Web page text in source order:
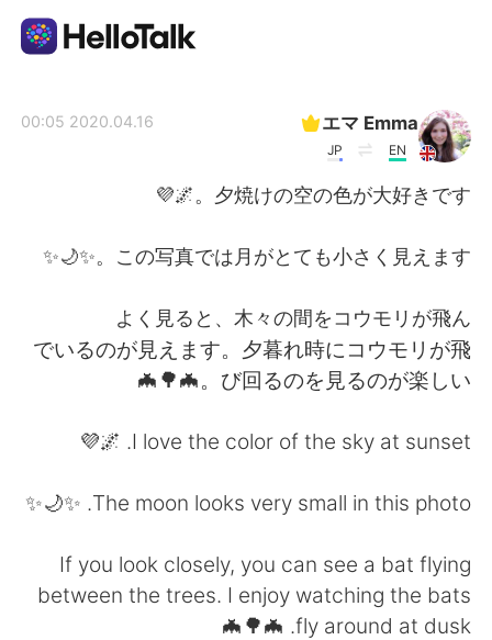
简体中文
Español
Français Deutsch
日本語 한국어
Русский ไทย
Indonesia Italiano
エマ Emma
EN
JP
2020.04.16 00:05
夕焼けの空の色が大好きです。🌌💜
この写真では月がとても小さく見えます。✨🌙✨
よく見ると、木々の間をコウモリが飛ん
でいるのが見えます。夕暮れ時にコウモリが飛
び回るのを見るのが楽しい。🦇🌳🦇
I love the color of the sky at sunset. 🌌💜
The moon looks very small in this photo. ✨🌙✨
If you look closely, you can see a bat flying
between the trees. I enjoy watching the bats
fly around at dusk. 🦇🌳🦇